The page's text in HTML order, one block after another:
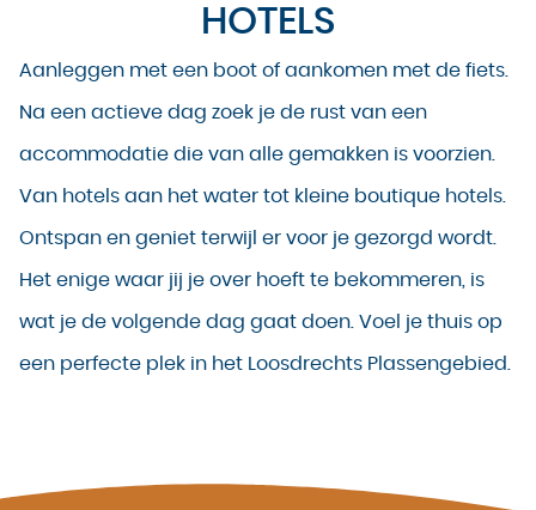
HOTELS
Aanleggen met een boot of aankomen met de fiets.
Na een actieve dag zoek je de rust van een
accommodatie die van alle gemakken is voorzien.
Van hotels aan het water tot kleine boutique hotels.
Ontspan en geniet terwijl er voor je gezorgd wordt.
Het enige waar jij je over hoeft te bekommeren, is
wat je de volgende dag gaat doen. Voel je thuis op
een perfecte plek in het Loosdrechts Plassengebied.